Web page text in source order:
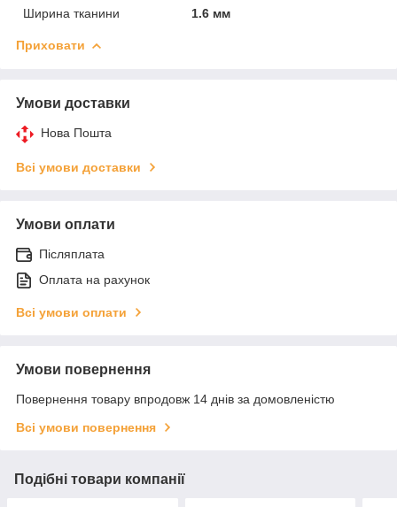
Ширина тканини
1.6 мм
Приховати
Умови доставки
Нова Пошта
Всі умови доставки
Умови оплати
Післяплата
Оплата на рахунок
Всі умови оплати
Умови повернення
Повернення товару впродовж 14 днів за домовленістю
Всі умови повернення
Подібні товари компанії